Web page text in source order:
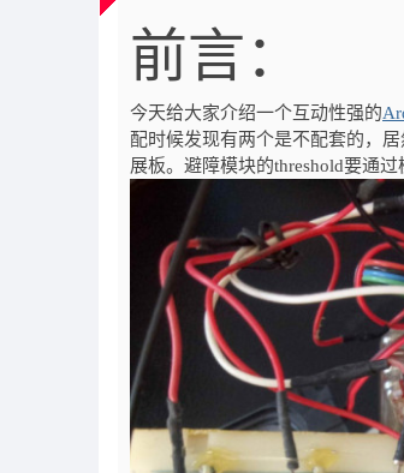
前言：
今天给大家介绍一个互动性强的
配时候发现有两个是不配套的，
展板。避障模块的threshold要通